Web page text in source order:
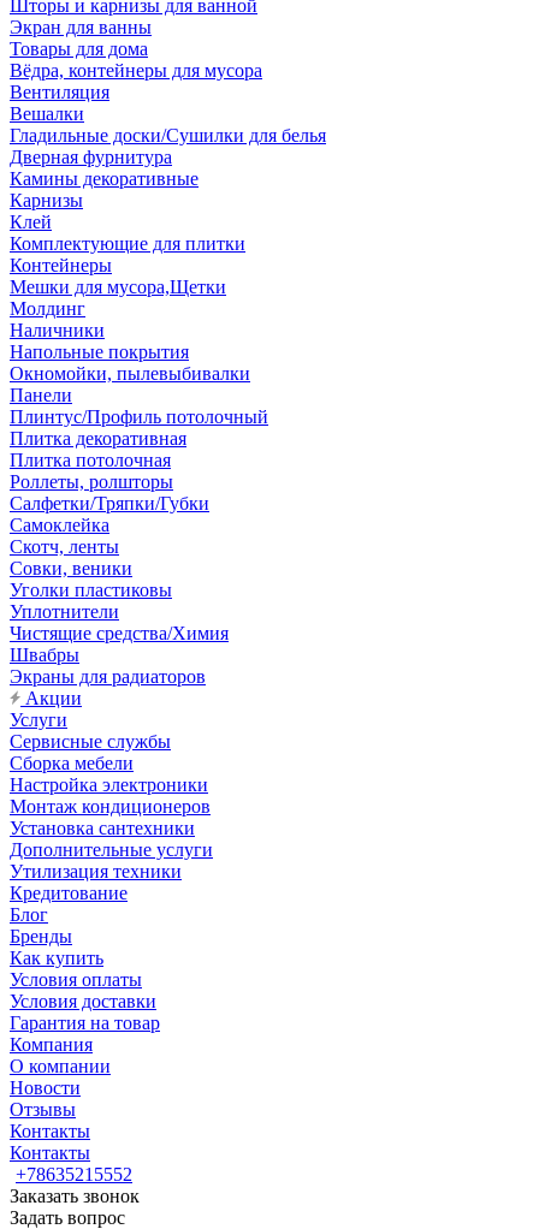
Шторы и карнизы для ванной
Экран для ванны
Товары для дома
Вёдра, контейнеры для мусора
Вентиляция
Вешалки
Гладильные доски/Сушилки для белья
Дверная фурнитура
Камины декоративные
Карнизы
Клей
Комплектующие для плитки
Контейнеры
Мешки для мусора,Щетки
Молдинг
Наличники
Напольные покрытия
Окномойки, пылевыбивалки
Панели
Плинтус/Профиль потолочный
Плитка декоративная
Плитка потолочная
Роллеты, ролшторы
Салфетки/Тряпки/Губки
Самоклейка
Скотч, ленты
Совки, веники
Уголки пластиковы
Уплотнители
Чистящие средства/Химия
Швабры
Экраны для радиаторов
Акции
Услуги
Сервисные службы
Сборка мебели
Настройка электроники
Монтаж кондиционеров
Установка сантехники
Дополнительные услуги
Утилизация техники
Кредитование
Блог
Бренды
Как купить
Условия оплаты
Условия доставки
Гарантия на товар
Компания
О компании
Новости
Отзывы
Контакты
Контакты
+78635215552
Заказать звонок
Задать вопрос